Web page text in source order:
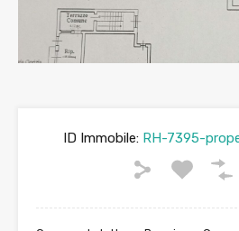
ID Immobile: RH-7395-